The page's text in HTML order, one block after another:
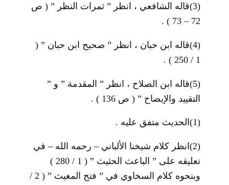
(3)
قاله الشافعي ، انظر ” ثمرات النظر ” ( ص
72 – 73 ) .
(4)
قاله ابن حبان ، انظر ” صحيح ابن حبان ” (
1 / 250 ) .
(5)
قاله ابن الصلاح ، انظر ” المقدمة ” و ”
التقييد والإيضاح ” ( ص 136 ) .
(1) الحديث متفق عليه .
(2)
انظر كلام شيخنا الألباني – رحمه الله – في
تعليقه على ” الباعث الحثيث ” ( 1 / 280 )
وبنحوه كلام السخاوي في ” فتح المغيث ” ( 2 /